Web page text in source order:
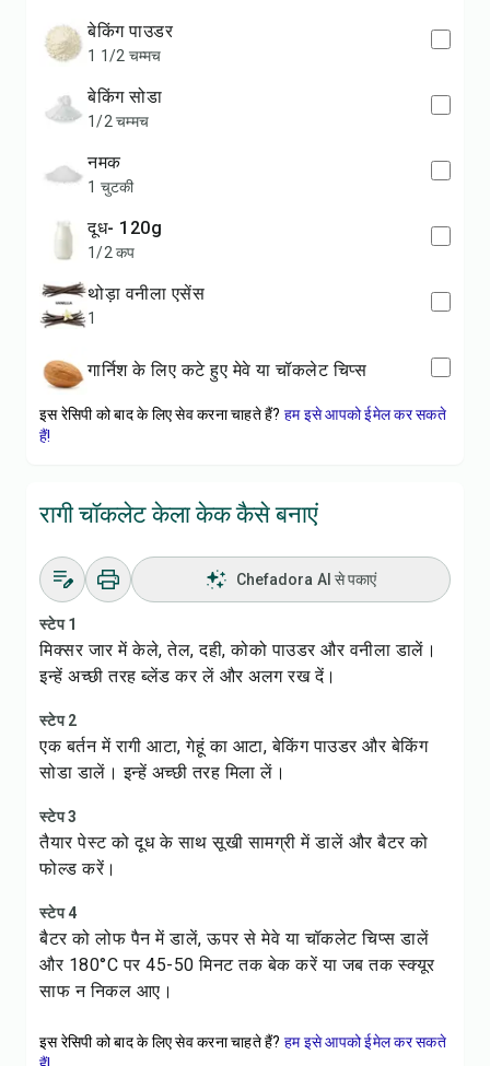
बेकिंग पाउडर
1 1/2 चम्मच
बेकिंग सोडा
1/2 चम्मच
नमक
1 चुटकी
दूध- 120g
1/2 कप
थोड़ा वनीला एसेंस
1
गार्निश के लिए कटे हुए मेवे या चॉकलेट चिप्स
इस रेसिपी को बाद के लिए सेव करना चाहते हैं? हम इसे आपको ईमेल कर सकते
हैं!
रागी चॉकलेट केला केक कैसे बनाएं
Chefadora AI से पकाएं
स्टेप 1
मिक्सर जार में केले, तेल, दही, कोको पाउडर और वनीला डालें।
इन्हें अच्छी तरह ब्लेंड कर लें और अलग रख दें।
स्टेप 2
एक बर्तन में रागी आटा, गेहूं का आटा, बेकिंग पाउडर और बेकिंग
सोडा डालें। इन्हें अच्छी तरह मिला लें।
स्टेप 3
तैयार पेस्ट को दूध के साथ सूखी सामग्री में डालें और बैटर को
फोल्ड करें।
स्टेप 4
बैटर को लोफ पैन में डालें, ऊपर से मेवे या चॉकलेट चिप्स डालें
और 180°C पर 45-50 मिनट तक बेक करें या जब तक स्क्यूर
साफ न निकल आए।
इस रेसिपी को बाद के लिए सेव करना चाहते हैं? हम इसे आपको ईमेल कर सकते